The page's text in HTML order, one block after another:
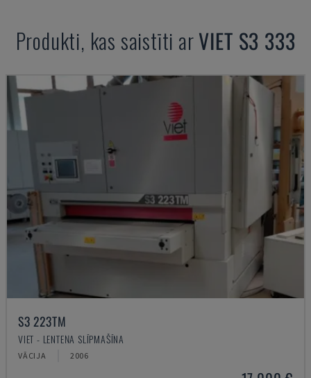
Produkti, kas saistīti arVIET S3 333
S3 223TM
VIET - LENTEŅA SLĪPMAŠĪNA
VĀCIJA 2006